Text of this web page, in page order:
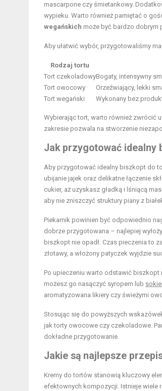
mascarpone czy śmietankowy.
wypieku. Warto również pamiętać o
wegańskich może być bardzo dobrym
Aby ułatwić wybór, przygotowaliśmy
Rodzaj tortu
Tort czekoladowyBogaty, intensywny
Tort owocowy
Orzeźwiający, lekki
Tort wegański
Wykonany bez
Wybierając tort, warto również zwrócić
zakresie pozwala na stworzenie
Jak przygotować idealny
Aby przygotować idealny biszkopt do
ubijanie jajek oraz delikatne łączenie
cukier, aż uzyskasz gładką i lśniącą
aby nie zniszczyć struktury piany z
Piekarnik powinien być odpowiednio
dobrze przygotowana – najlepiej
biszkopt nie opadł. Czas pieczenia to
złotawy, a włożony patyczek wyjdzie
Po upieczeniu warto odstawić biszkopt
możesz go nasączyć syropem lub
aromatyzowana likiery czy świeżymi
Stosując się do powyższych
jak torty owocowe czy czekoladowe.
dokładne przygotowanie.
Jakie są najlepsze
Kremy do tortów stanowią kluczowy
efektownych kompozycji. Istnieje wiele